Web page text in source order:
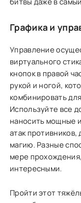
Графика и
Управление
виртуального
кнопок в правой
рукой и ногой,
комбинировать
Используйте все
наносить мощные
атак противников,
магию. Разные
мере
интересными.
Пройти этот